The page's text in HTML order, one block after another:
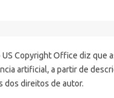
US Copyright Office diz que
artificial, a partir de
dos direitos de autor.